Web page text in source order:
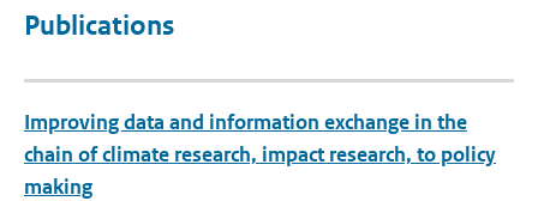
Publications
Improving data and information exchange in the
chain of climate research, impact research, to policy
making